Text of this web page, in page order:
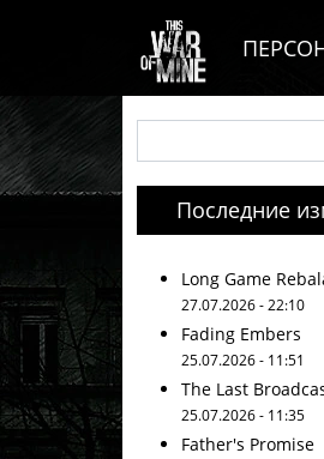
Основная
Последние
Long Game
27.07.2026 - 22:10
Fading Embers
25.07.2026 - 11:51
The Last
25.07.2026 - 11:35
Father's Promise